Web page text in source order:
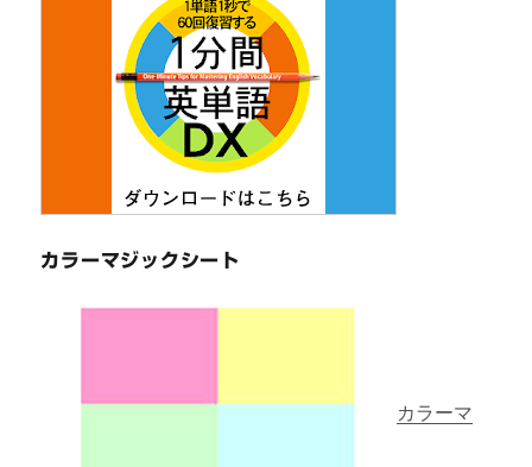
カラーマジックシート
カラーマ